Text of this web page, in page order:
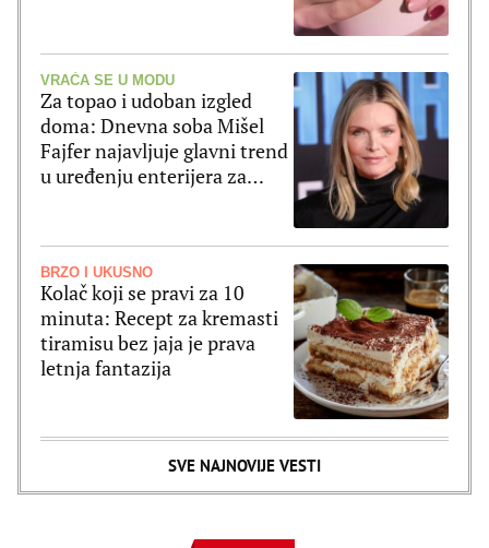
VRAĆA SE U MODU
Za topao i udoban izgled
doma: Dnevna soba Mišel
Fajfer najavljuje glavni trend
u uređenju enterijera za
BRZO I UKUSNO
Kolač koji se pravi za 10
minuta: Recept za kremasti
tiramisu bez jaja je prava
letnja fantazija
SVE NAJNOVIJE VESTI